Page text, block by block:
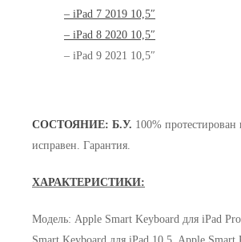
– iPad 7 2019 10,5″
– iPad 8 2020 10,5″
– iPad 9 2021 10,5″
СОСТОЯНИЕ: Б.У. 100% протестирован
исправен. Гарантия.
ХАРАКТЕРИСТИКИ:
Модель: Apple Smart Keyboard для iPad